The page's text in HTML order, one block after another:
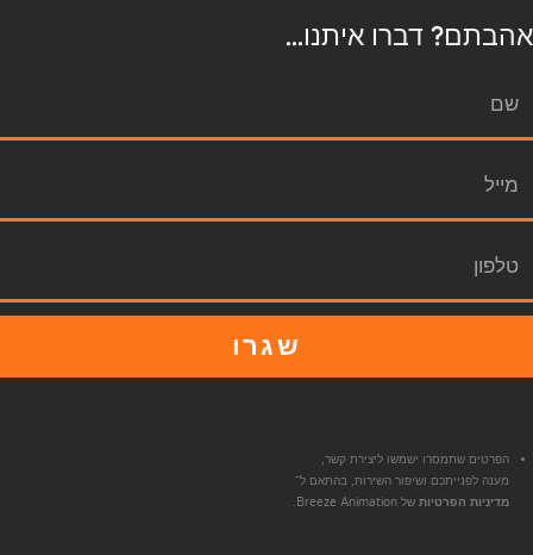
אהבתם? דברו איתנו...
שגרו
הפרטים שתמסרו ישמשו ליצירת קשר,
מענה לפנייתכם ושיפור השירות, בהתאם ל־
מדיניות הפרטיות של Breeze Animation.